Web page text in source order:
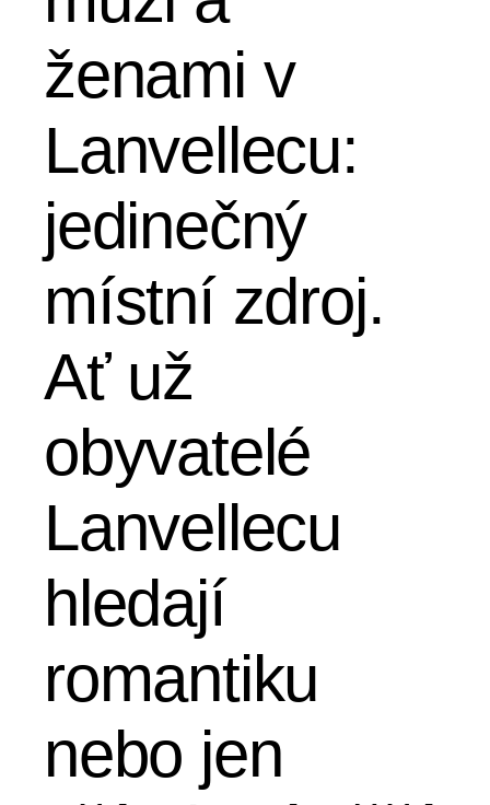
ženami v
Lanvellecu:
jedinečný
místní zdroj.
Ať už
obyvatelé
Lanvellecu
hledají
romantiku
nebo jen